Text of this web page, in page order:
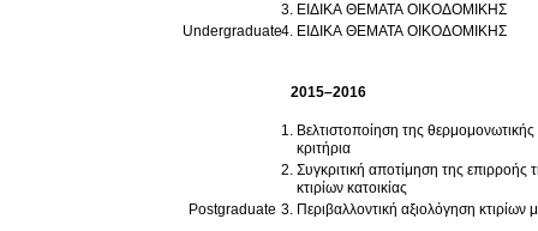
Undergraduate
ΕΙΔΙΚΑ ΘΕΜΑΤΑ ΟΙΚΟΔΟΜΙΚΗΣ
ΕΙΔΙΚΑ ΘΕΜΑΤΑ ΟΙΚΟΔΟΜΙΚΗΣ
2015–2016
Postgraduate
Βελτιστοποίηση της
κριτήρια
Συγκριτική αποτίμηση της
κτιρίων κατοικίας
Περιβαλλοντική αξιολόγηση